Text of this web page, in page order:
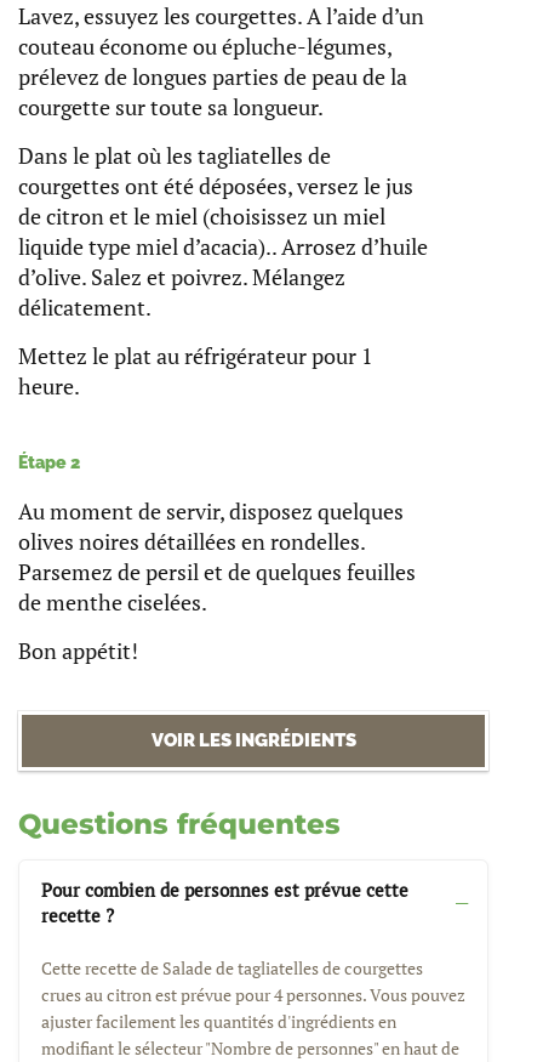
Lavez, essuyez les courgettes. A l’aide d’un
couteau économe ou épluche-légumes,
prélevez de longues parties de peau de la
courgette sur toute sa longueur.
Dans le plat où les tagliatelles de
courgettes ont été déposées, versez le jus
de citron et le miel (choisissez un miel
liquide type miel d’acacia).. Arrosez d’huile
d’olive. Salez et poivrez. Mélangez
délicatement.
Mettez le plat au réfrigérateur pour 1
heure.
Étape 2
Au moment de servir, disposez quelques
olives noires détaillées en rondelles.
Parsemez de persil et de quelques feuilles
de menthe ciselées.
Bon appétit!
VOIR LES INGRÉDIENTS
Questions fréquentes
Pour combien de personnes est prévue cette
recette ?
Cette recette de Salade de tagliatelles de courgettes
crues au citron est prévue pour 4 personnes. Vous pouvez
ajuster facilement les quantités d'ingrédients en
modifiant le sélecteur "Nombre de personnes" en haut de